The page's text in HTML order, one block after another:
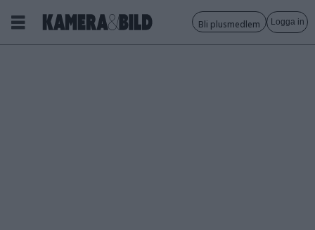
Bli plusmedlem Logga in